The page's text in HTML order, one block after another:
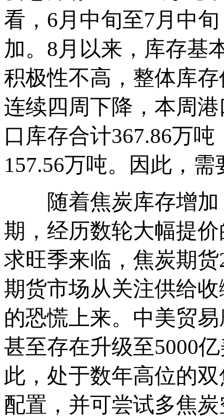
看，6月中旬至7月中
加。8月以来，库存基
积极性不高，整体库
连续四周下降，本周
口库存合计367.86万
157.56万吨。因此，
随着焦炭库存增加
期，经历数轮大幅提
求旺季来临，焦炭期
期货市场从关注供给
的恐慌上来。中美贸
甚至存在升级至5000
此，处于数年高位的
配置，并可尝试多焦